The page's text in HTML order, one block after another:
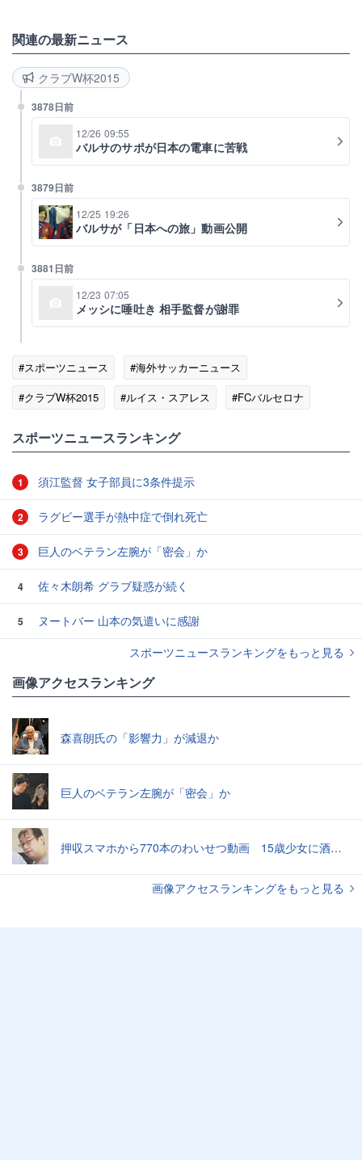
関連の最新ニュース
クラブW杯2015
3878日前
12/26 09:55
バルサのサポが日本の電車に苦戦
3879日前
12/25 19:26
バルサが「日本への旅」動画公開
3881日前
12/23 07:05
メッシに唾吐き 相手監督が謝罪
#スポーツニュース
#海外サッカーニュース
#クラブW杯2015
#ルイス・スアレス
#FCバルセロナ
スポーツニュースランキング
1 須江監督 女子部員に3条件提示
2 ラグビー選手が熱中症で倒れ死亡
3 巨人のベテラン左腕が「密会」か
4 佐々木朗希 グラブ疑惑が続く
5
ヌートバー 山本の気遣いに感謝
スポーツニュースランキングをもっと見る
画像アクセスランキング
森喜朗氏の「影響力」が減退か
巨人のベテラン左腕が「密会」か
押収スマホから770本のわいせつ動画 15歳少女に酒と薬飲ませ性的暴行か 54歳男を再逮捕 「薬もありますよ」とSNSで誘い出し
画像アクセスランキングをもっと見る